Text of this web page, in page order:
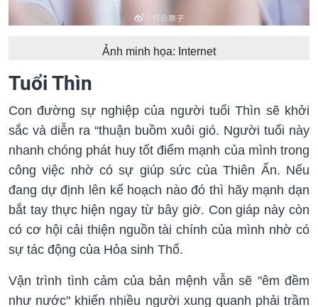
Ảnh minh họa: Internet
Tuổi Thìn
Con đường sự nghiệp của người tuổi Thìn sẽ khởi
sắc và diễn ra “thuận buồm xuôi gió. Người tuổi này
nhanh chóng phát huy tốt điểm mạnh của mình trong
công việc nhờ có sự giúp sức của Thiên Ấn. Nếu
đang dự định lên kế hoạch nào đó thì hãy mạnh dạn
bắt tay thực hiện ngay từ bây giờ. Con giáp này còn
có cơ hội cải thiện nguồn tài chính của mình nhờ có
sự tác động của Hỏa sinh Thổ.
Vận trình tình cảm của bản mệnh vẫn sẽ "êm đềm
như nước" khiến nhiều người xung quanh phải trầm